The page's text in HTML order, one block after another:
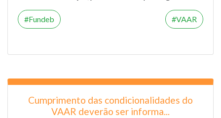
Fundeb VAAR
Cumprimento das condicionalidades do
VAAR deverão ser informa...